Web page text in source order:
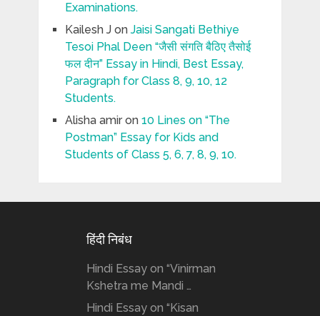
Examinations.
Kailesh Jon Jaisi Sangati Bethiye
Tesoi Phal Deen “जैसी संगति बैठिए तैसोई
फल दीन” Essay in Hindi, Best Essay,
Paragraph for Class 8, 9, 10, 12
Students.
Alisha amiron 10 Lines on “The
Postman” Essay for Kids and
Students of Class 5, 6, 7, 8, 9, 10.
हिंदी निबंध
Hindi Essay on “Vinirman
Kshetra me Mandi …
Hindi Essay on “Kisan